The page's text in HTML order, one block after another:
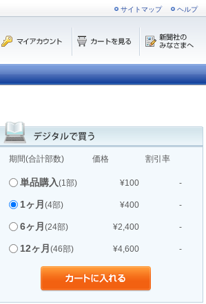
サイトマップ ヘルプ
期間(合計部数) 価格 割引率
単品購入(1部) ¥100 -
1ヶ月 (4部) ¥400 -
6ヶ月 (24部) ¥2,400 -
12ヶ月 (46部) ¥4,600 -